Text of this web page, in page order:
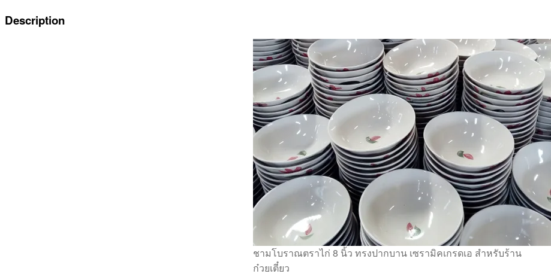
Description
ชามโบราณตราไก่ 8 นิ้ว ทรงปากบาน เซรามิคเกรดเอ สำหรับร้าน
ก๋วยเตี๋ยว